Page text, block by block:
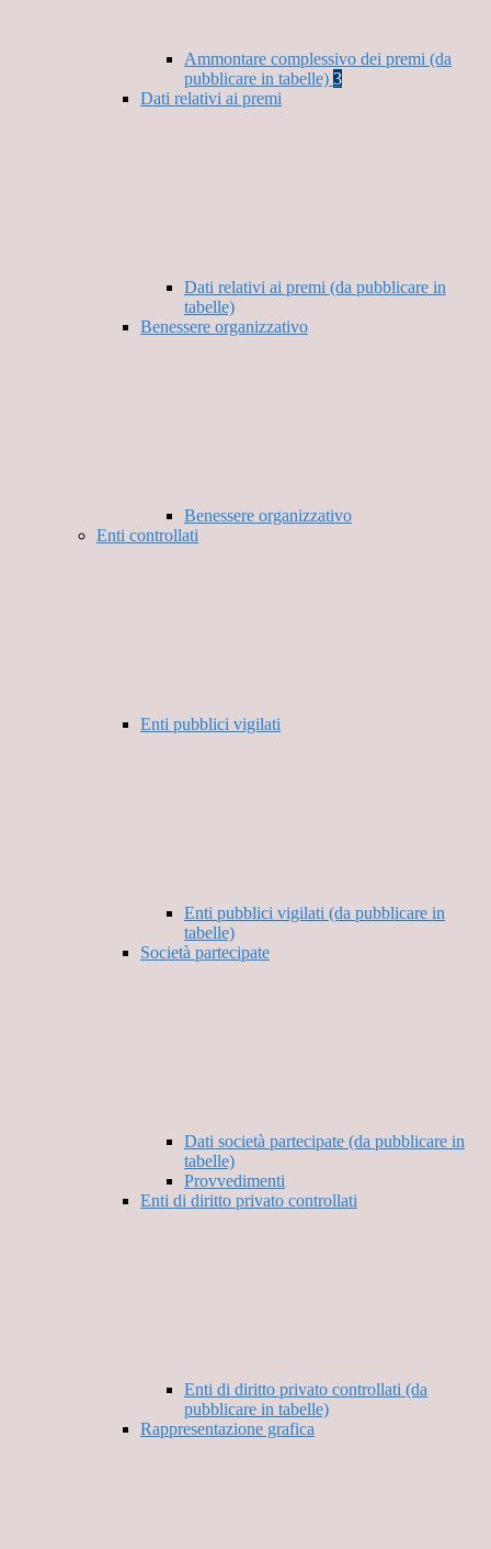
Ammontare complessivo dei premi (da
pubblicare in tabelle) 3
Dati relativi ai premi
Dati relativi ai premi (da pubblicare in
tabelle)
Benessere organizzativo
Benessere organizzativo
Enti controllati
Enti pubblici vigilati
Enti pubblici vigilati (da pubblicare in
tabelle)
Società partecipate
Dati società partecipate (da pubblicare in
tabelle)
Provvedimenti
Enti di diritto privato controllati
Enti di diritto privato controllati (da
pubblicare in tabelle)
Rappresentazione grafica